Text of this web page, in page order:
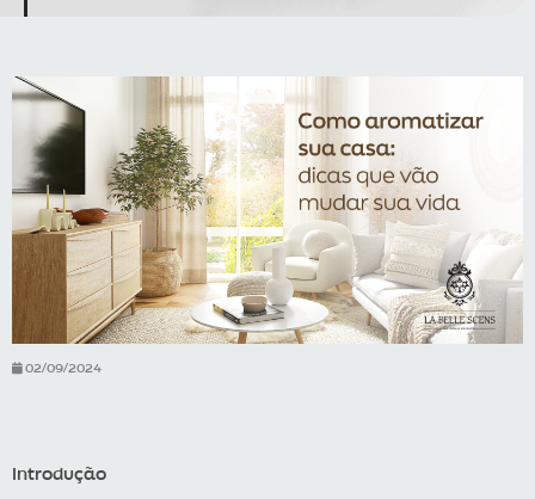
02/09/2024
Introdução